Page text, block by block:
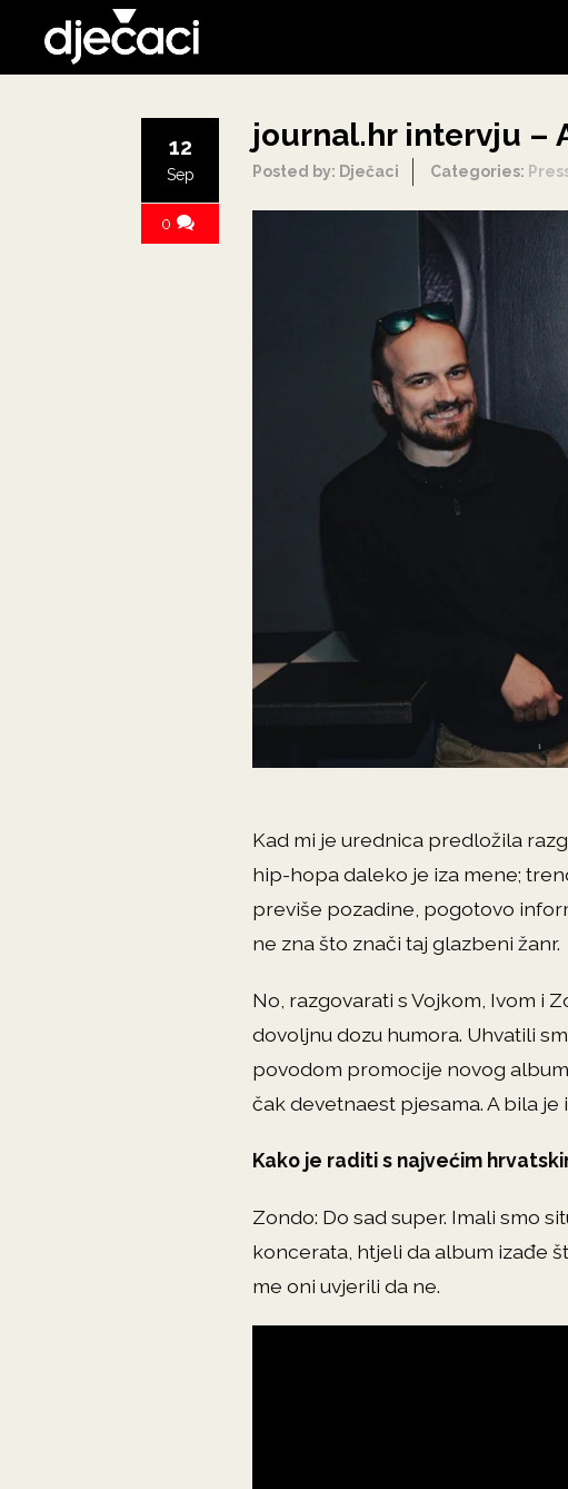
journal.hr intervju –
Posted by: Dječaci Categories:
12
Sep
0
Kad mi je urednica predložila
hip-hopa daleko je iza mene;
previše pozadine, pogotovo
ne zna što znači taj glazbeni žanr.
No, razgovarati s Vojkom, Ivom i
dovoljnu dozu humora. Uhvatili
povodom promocije novog
čak devetnaest pjesama. A bila je
Kako je raditi s najvećim
Zondo: Do sad super. Imali smo
koncerata, htjeli da album izađe
me oni uvjerili da ne.